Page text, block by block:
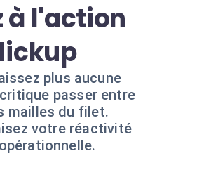
à l'action
plus aucune
passer entre
mailles du filet.
votre réactivité
opérationnelle.